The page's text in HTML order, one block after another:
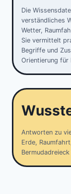
Die
verständliches
Wetter,
Sie vermittelt
Begriffe und
Orientierung für
Antworten zu
Erde,